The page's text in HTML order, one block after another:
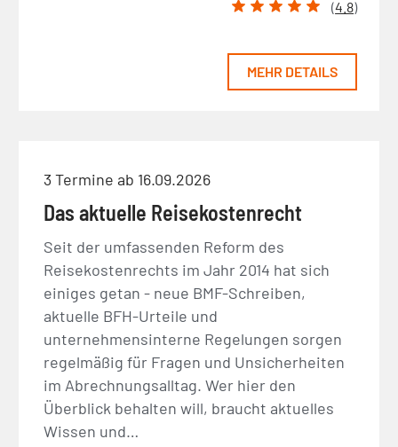
(4.8)
MEHR DETAILS
3 Termine ab 16.09.2026
Das aktuelle Reisekostenrecht
Seit der umfassenden Reform des
Reisekostenrechts im Jahr 2014 hat sich
einiges getan - neue BMF-Schreiben,
aktuelle BFH-Urteile und
unternehmensinterne Regelungen sorgen
regelmäßig für Fragen und Unsicherheiten
im Abrechnungsalltag. Wer hier den
Überblick behalten will, braucht aktuelles
Wissen und…